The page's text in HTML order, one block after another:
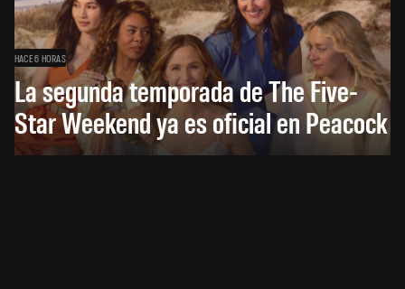
HACE 6 HORAS
La segunda temporada de The Five-
Star Weekend ya es oficial en Peacock